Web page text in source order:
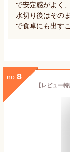
で安定感がよく
水切り後はその
で食卓にも出す
no. 8